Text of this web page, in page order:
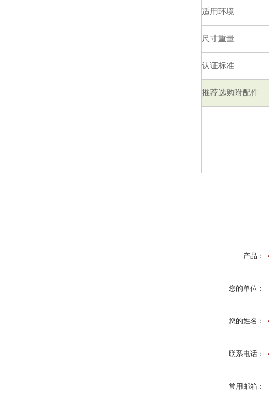
适用环境
尺寸重量
认证标准
推荐选购附配件
产品：
您的单位：
您的姓名：
联系电话：
常用邮箱：